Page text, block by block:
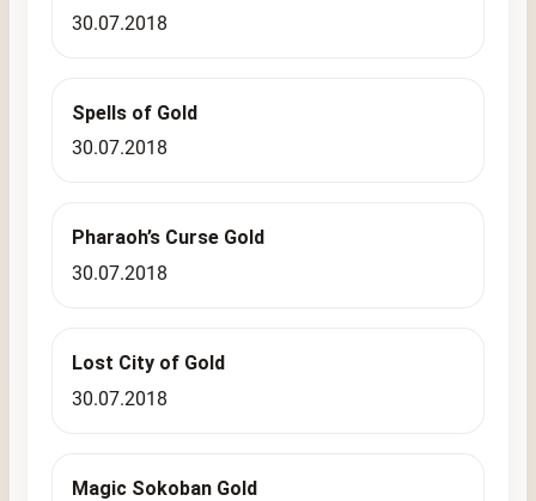
30.07.2018
Spells of Gold
30.07.2018
Pharaoh’s Curse Gold
30.07.2018
Lost City of Gold
30.07.2018
Magic Sokoban Gold